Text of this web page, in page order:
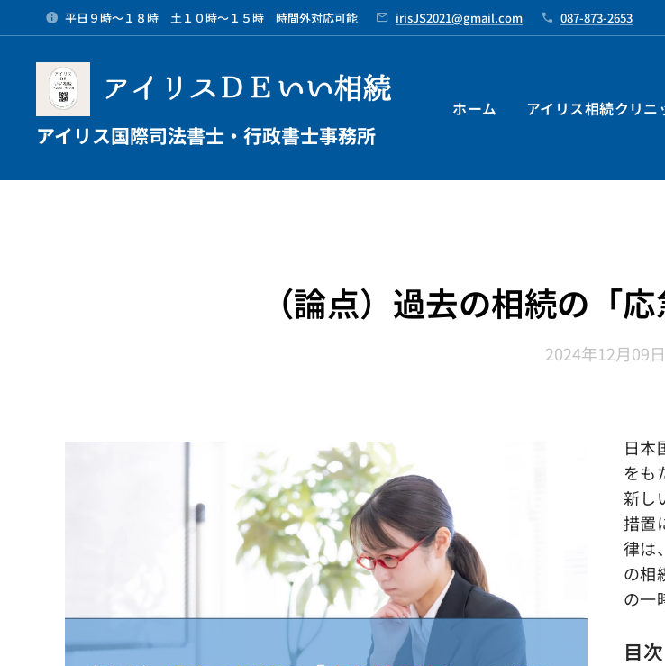
平日９時～１８時 土１０時～１５時 時間外対応可能 irisJS2021@gmail.com 087-873-2653
アイリスＤＥいい相続
アイリス国際司法書士・行政書士事務所
ホーム アイリス相続クリニ
（論点）過去の相続の「
2024年12月09日
日本
をも
新し
措置
律は
の相
の一
目次